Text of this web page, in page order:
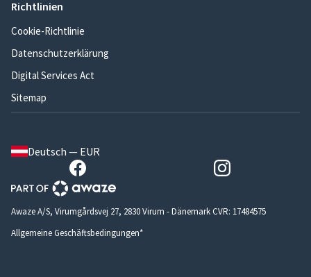
Richtlinien
Cookie-Richtlinie
Datenschutzerklärung
Digital Services Act
Sitemap
Deutsch — EUR
Awaze A/S, Virumgårdsvej 27, 2830 Virum - Dänemark CVR: 17484575
Allgemeine Geschäftsbedingungen*